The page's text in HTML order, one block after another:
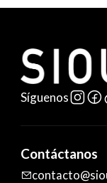
Síguenos
Contáctanos